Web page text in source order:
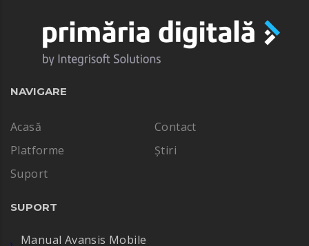
NAVIGARE
Acasă
Contact
Platforme
Știri
Suport
SUPORT
Manual Avansis Mobile